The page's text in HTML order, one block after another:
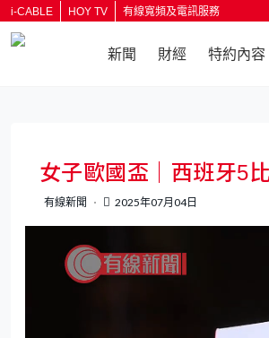
i-CABLE HOY TV 有線寬頻及電訊服務
新聞 財經 特約內容
女子歐國盃｜西班牙5
有線新聞 2025年07月04日